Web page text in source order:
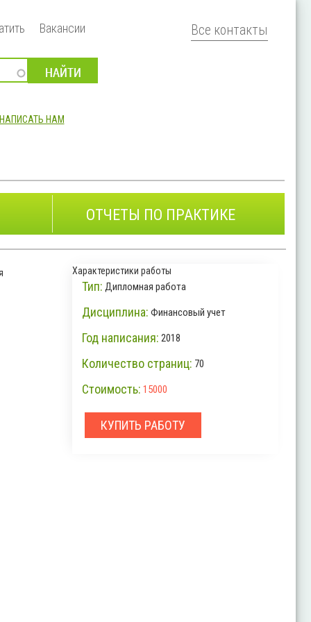
Вакансии
НАПИСАТЬ НАМ
Все контакты
ОТЧЕТЫ ПО ПРАКТИКЕ
Характеристики работы
Тип: Дипломная работа
Дисциплина: Финансовый учет
Год написания: 2018
Количество страниц: 70
Стоимость: 15000
КУПИТЬ РАБОТУ